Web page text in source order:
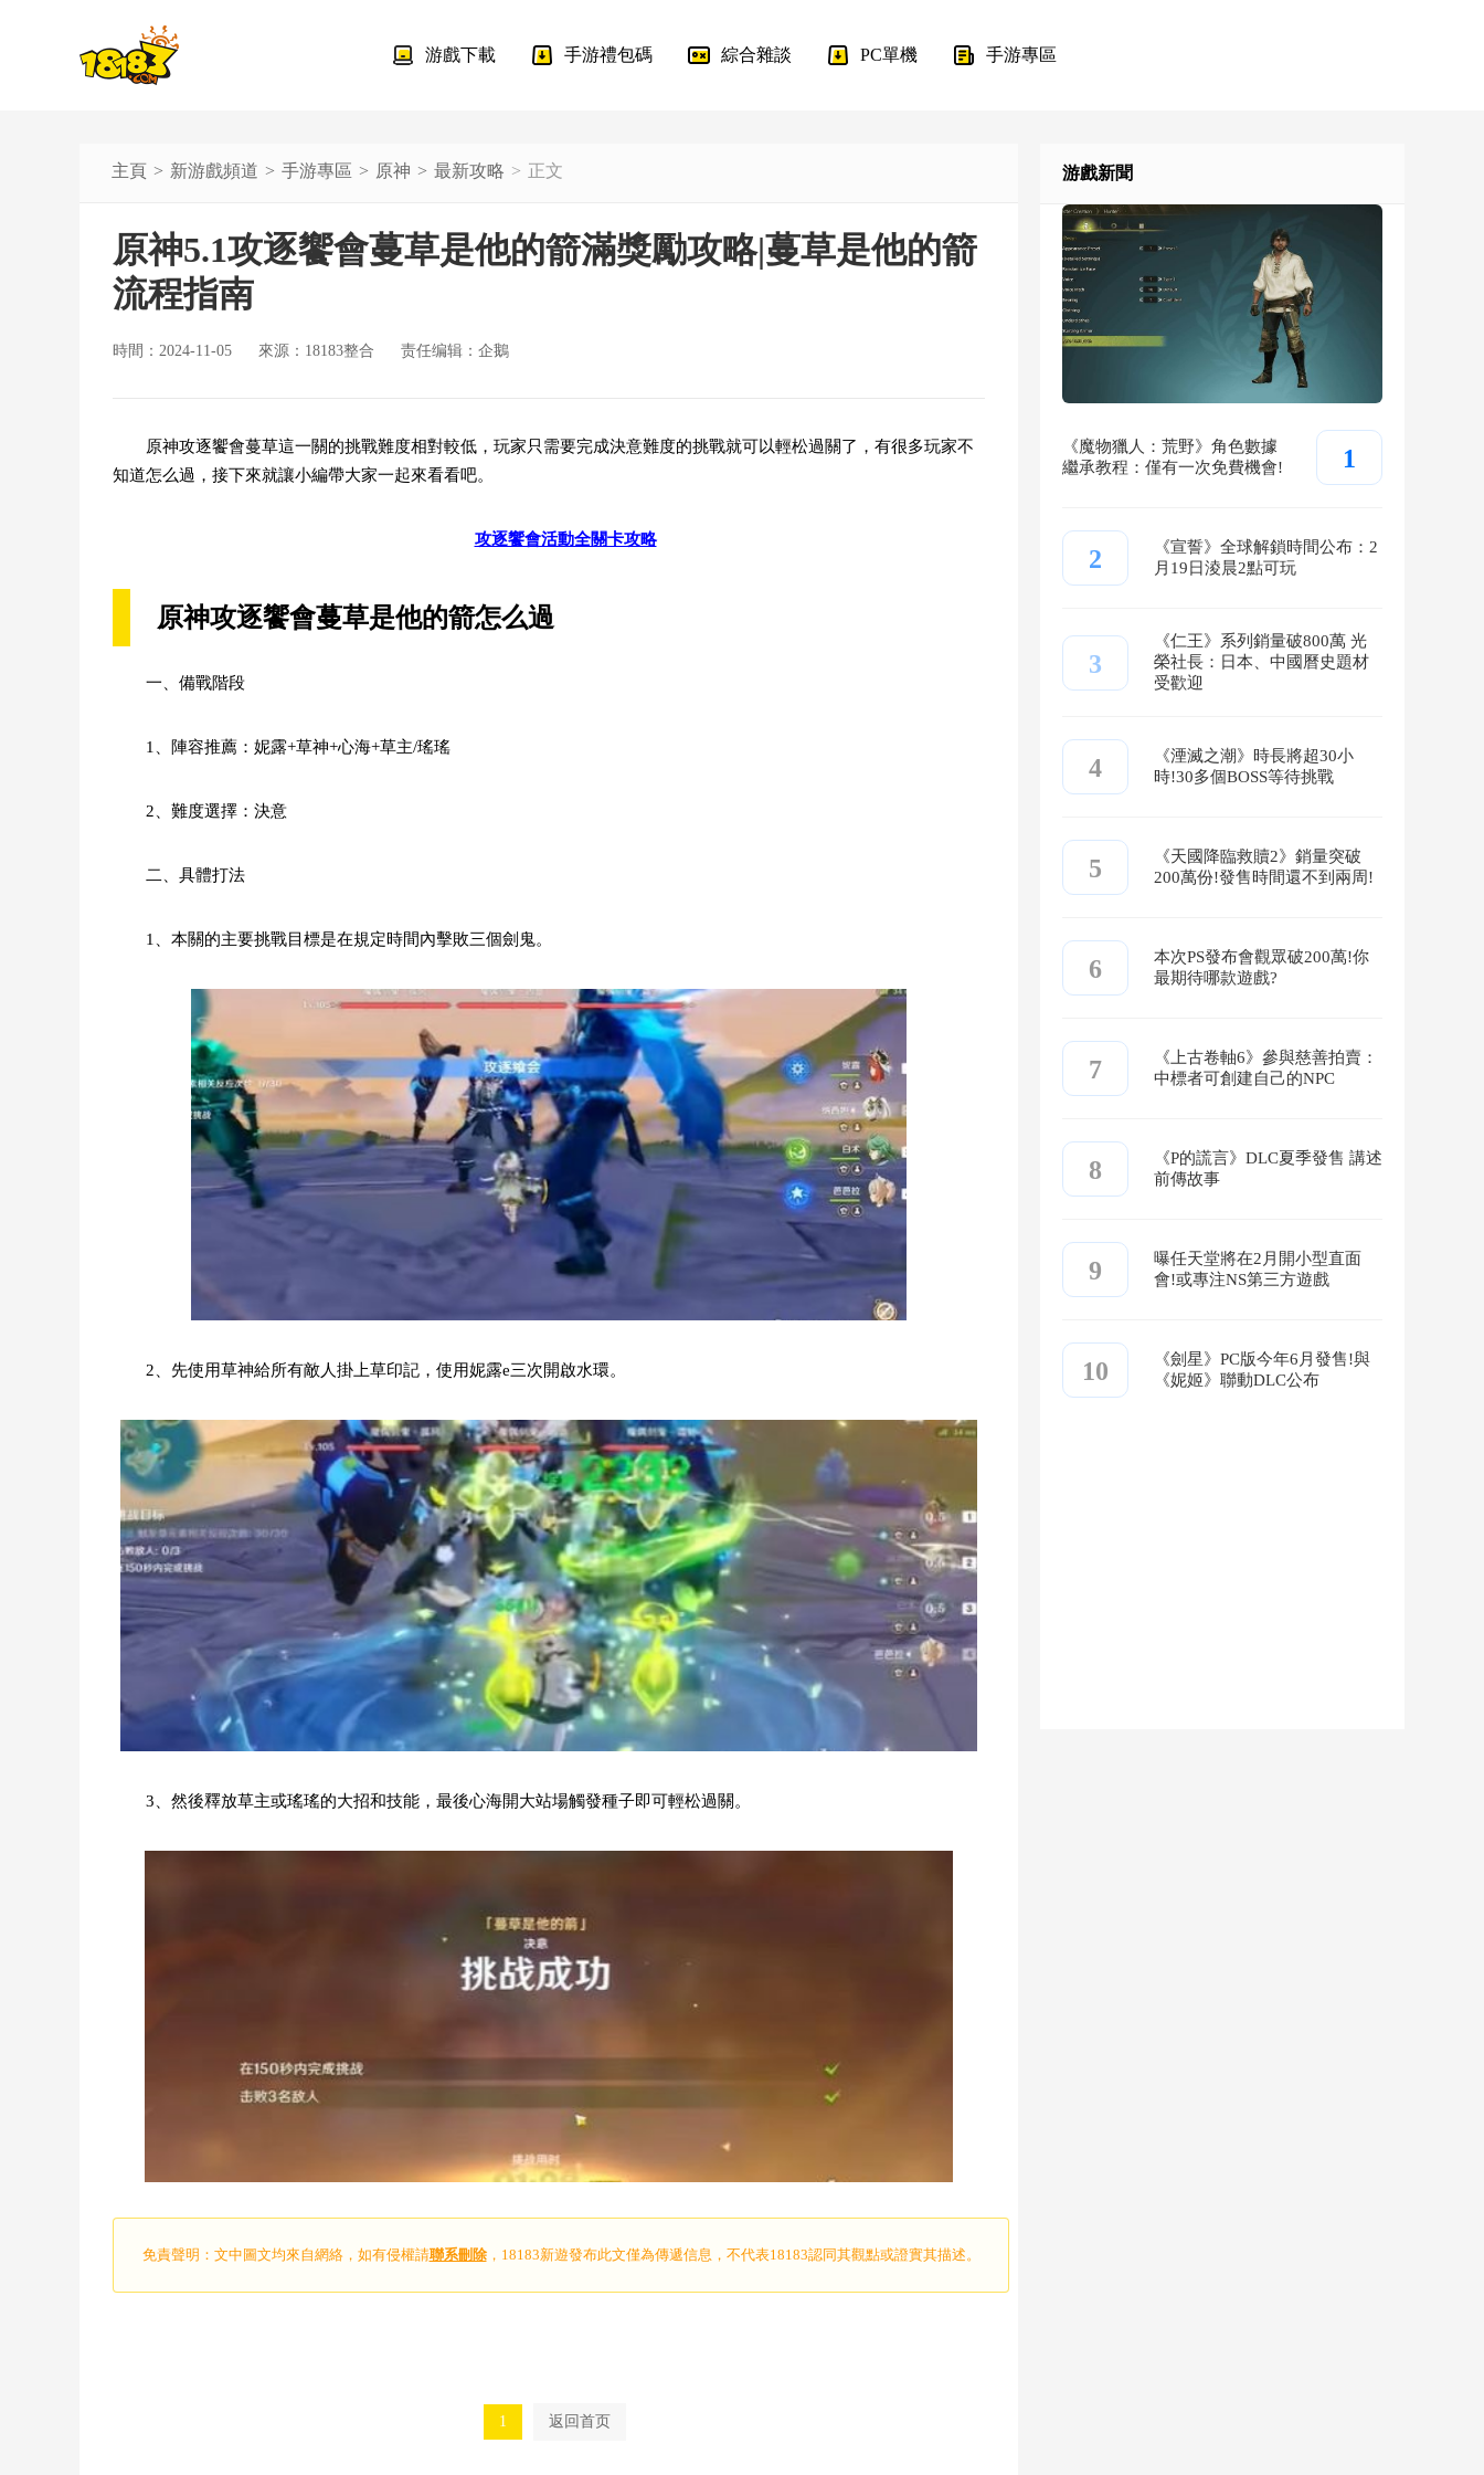
游戲下載 手游禮包碼 綜合雜談 PC單機 手游專區
主頁 新游戲頻道 手游專區 原神 最新攻略 正文
原神5.1攻逐饗會蔓草是他的箭滿獎勵攻略|蔓草是他的箭
流程指南
時間：2024-11-05 來源：18183整合 责任编辑：企鵝
原神攻逐饗會蔓草這一關的挑戰難度相對較低，玩家只需要完成決意難度的挑戰就可以輕松過關了，有很多玩家不
知道怎么過，接下來就讓小編帶大家一起來看看吧。
攻逐饗會活動全關卡攻略
原神攻逐饗會蔓草是他的箭怎么過
一、備戰階段
1、陣容推薦：妮露+草神+心海+草主/瑤瑤
2、難度選擇：決意
二、具體打法
1、本關的主要挑戰目標是在規定時間內擊敗三個劍鬼。
2、先使用草神給所有敵人掛上草印記，使用妮露e三次開啟水環。
3、然後釋放草主或瑤瑤的大招和技能，最後心海開大站場觸發種子即可輕松過關。
免責聲明：文中圖文均來自網絡，如有侵權請聯系刪除，18183新遊發布此文僅為傳遞信息，不代表18183認同其觀點或證實其描述。
1 返回首页
游戲新聞
1
《魔物獵人：荒野》角色數據
繼承教程：僅有一次免費機會!
2
《宣誓》全球解鎖時間公布：2
月19日淩晨2點可玩
3
《仁王》系列銷量破800萬 光
榮社長：日本、中國曆史題材
受歡迎
4
《湮滅之潮》時長將超30小
時!30多個BOSS等待挑戰
5
《天國降臨救贖2》銷量突破
200萬份!發售時間還不到兩周!
6
本次PS發布會觀眾破200萬!你
最期待哪款遊戲?
7
《上古卷軸6》參與慈善拍賣：
中標者可創建自己的NPC
8
《P的謊言》DLC夏季發售 講述
前傳故事
9
曝任天堂將在2月開小型直面
會!或專注NS第三方遊戲
10
《劍星》PC版今年6月發售!與
《妮姬》聯動DLC公布